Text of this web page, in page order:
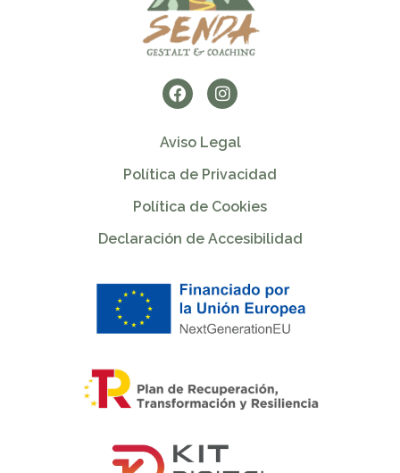
Aviso Legal
Política de Privacidad
Política de Cookies
Declaración de Accesibilidad